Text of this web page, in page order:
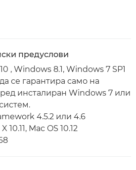
предуслови
, Windows 8.1, Windows 7 SP1
се гарантира само на
инсталиран Windows 7 или
4.5.2 или 4.6
10.11, Mac OS 10.12